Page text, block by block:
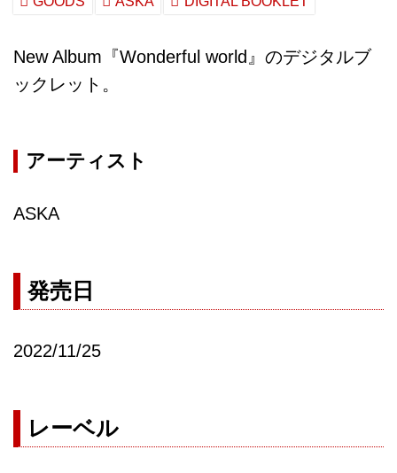
New Album『Wonderful world』のデジタルブ
ックレット。
アーティスト
ASKA
発売日
2022/11/25
レーベル